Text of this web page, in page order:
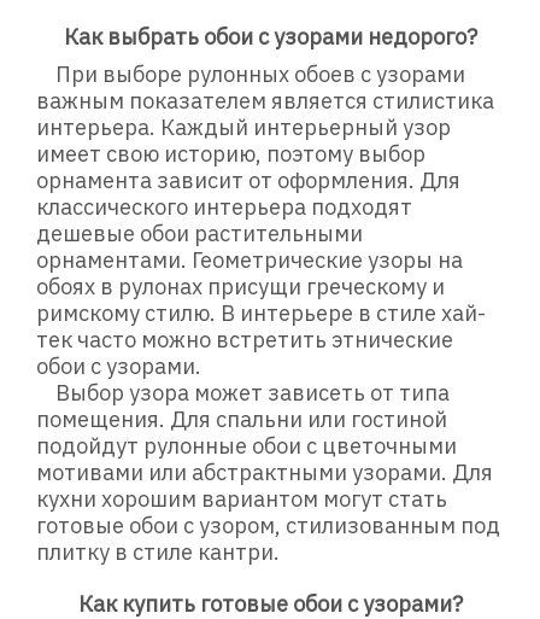
Как выбрать обои с узорами недорого?
При выборе рулонных обоев с узорами
важным показателем является стилистика
интерьера. Каждый интерьерный узор
имеет свою историю, поэтому выбор
орнамента зависит от оформления. Для
классического интерьера подходят
дешевые обои растительными
орнаментами. Геометрические узоры на
обоях в рулонах присущи греческому и
римскому стилю. В интерьере в стиле хай-
тек часто можно встретить этнические
обои с узорами.
Выбор узора может зависеть от типа
помещения. Для спальни или гостиной
подойдут рулонные обои с цветочными
мотивами или абстрактными узорами. Для
кухни хорошим вариантом могут стать
готовые обои с узором, стилизованным под
плитку в стиле кантри.
Как купить готовые обои с узорами?